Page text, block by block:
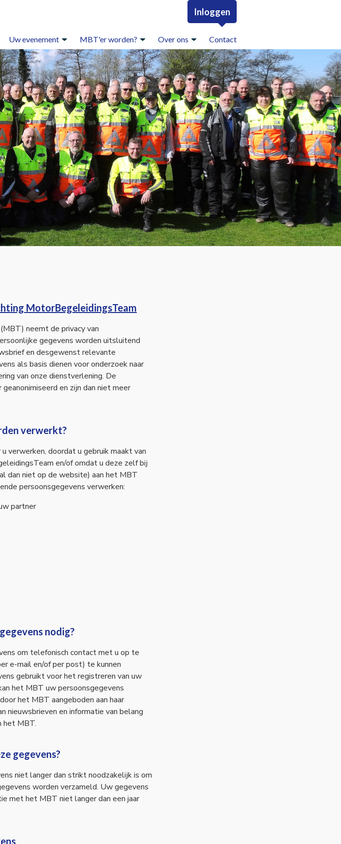
Inloggen
Uw evenement MBT'er worden? Over ons Contact
MotorBegeleidingsTeam
neemt de privacy van
gegevens worden uitsluitend
en desgewenst relevante
als basis dienen voor onderzoek naar
van onze dienstverlening. De
en zijn dan niet meer
verwerkt?
verwerken, doordat u gebruik maakt van
en/of omdat u deze zelf bij
dan niet op de website) aan het MBT
persoonsgegevens verwerken:
partner
nodig?
om telefonisch contact met u op te
e-mail en/of per post) te kunnen
gebruikt voor het registreren van uw
het MBT uw persoonsgegevens
het MBT aangeboden aan haar
nieuwsbrieven en informatie van belang
het MBT.
gegevens?
niet langer dan strikt noodzakelijk is om
worden verzameld. Uw gegevens
met het MBT niet langer dan een jaar